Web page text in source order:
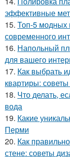
эффективные
15. Топ-5 модных
современного
16. Напольный
для вашего
17. Как выбрать
квартиры:
18. Что делать,
вода
19. Какие
Перми
20. Как
стене: советы